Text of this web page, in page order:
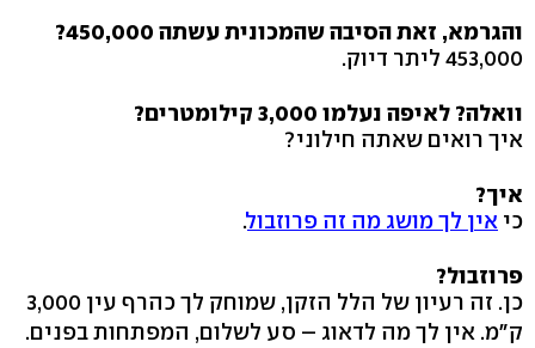
והגרמא, זאת הסיבה שהמכונית עשתה 450,000?
453,000 ליתר דיוק.
וואלה? לאיפה נעלמו 3,000 קילומטרים?
איך רואים שאתה חילוני?
איך?
כי אין לך מושג מה זה פרוזבול.
פרוזבול?
כן. זה רעיון של הלל הזקן, שמוחק לך כהרף עין 3,000
ק"מ. אין לך מה לדאוג – סע לשלום, המפתחות בפנים.